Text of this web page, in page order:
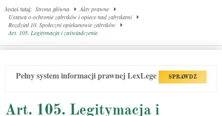
Jesteś tutaj: Strona główna
Akty prawne
Ustawa o ochronie zabytków i opiece nad zabytkami
Rozdział 10. Społeczni opiekunowie zabytków
Art. 105. Legitymacja i zaświadczenie
Pełny system informacji prawnej LexLege SPRAWDŹ
Art. 105. Legitymacja i